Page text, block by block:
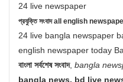
24 live newspaper
প্রযুক্তি সংবাদ all english
24 live bangla newspaper
english newspaper today
বাংলা সর্বশেষ সংবাদ, bangla
bangla news, bd live